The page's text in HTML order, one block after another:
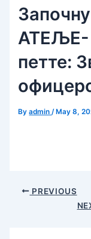
АТЕЉЕ-
петте:
Byadmin/ May 8,
PREVIOUS